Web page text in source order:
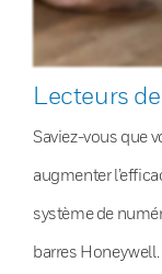
Lecteurs
Saviez-vous que
augmenter
système de
barres Honeywell.